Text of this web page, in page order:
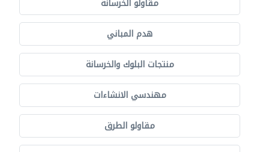
مقاولو الخرسانة
هدم المباني
منتجات البلوك والخرسانة
مهندسي الانشاءات
مقاولو الطرق